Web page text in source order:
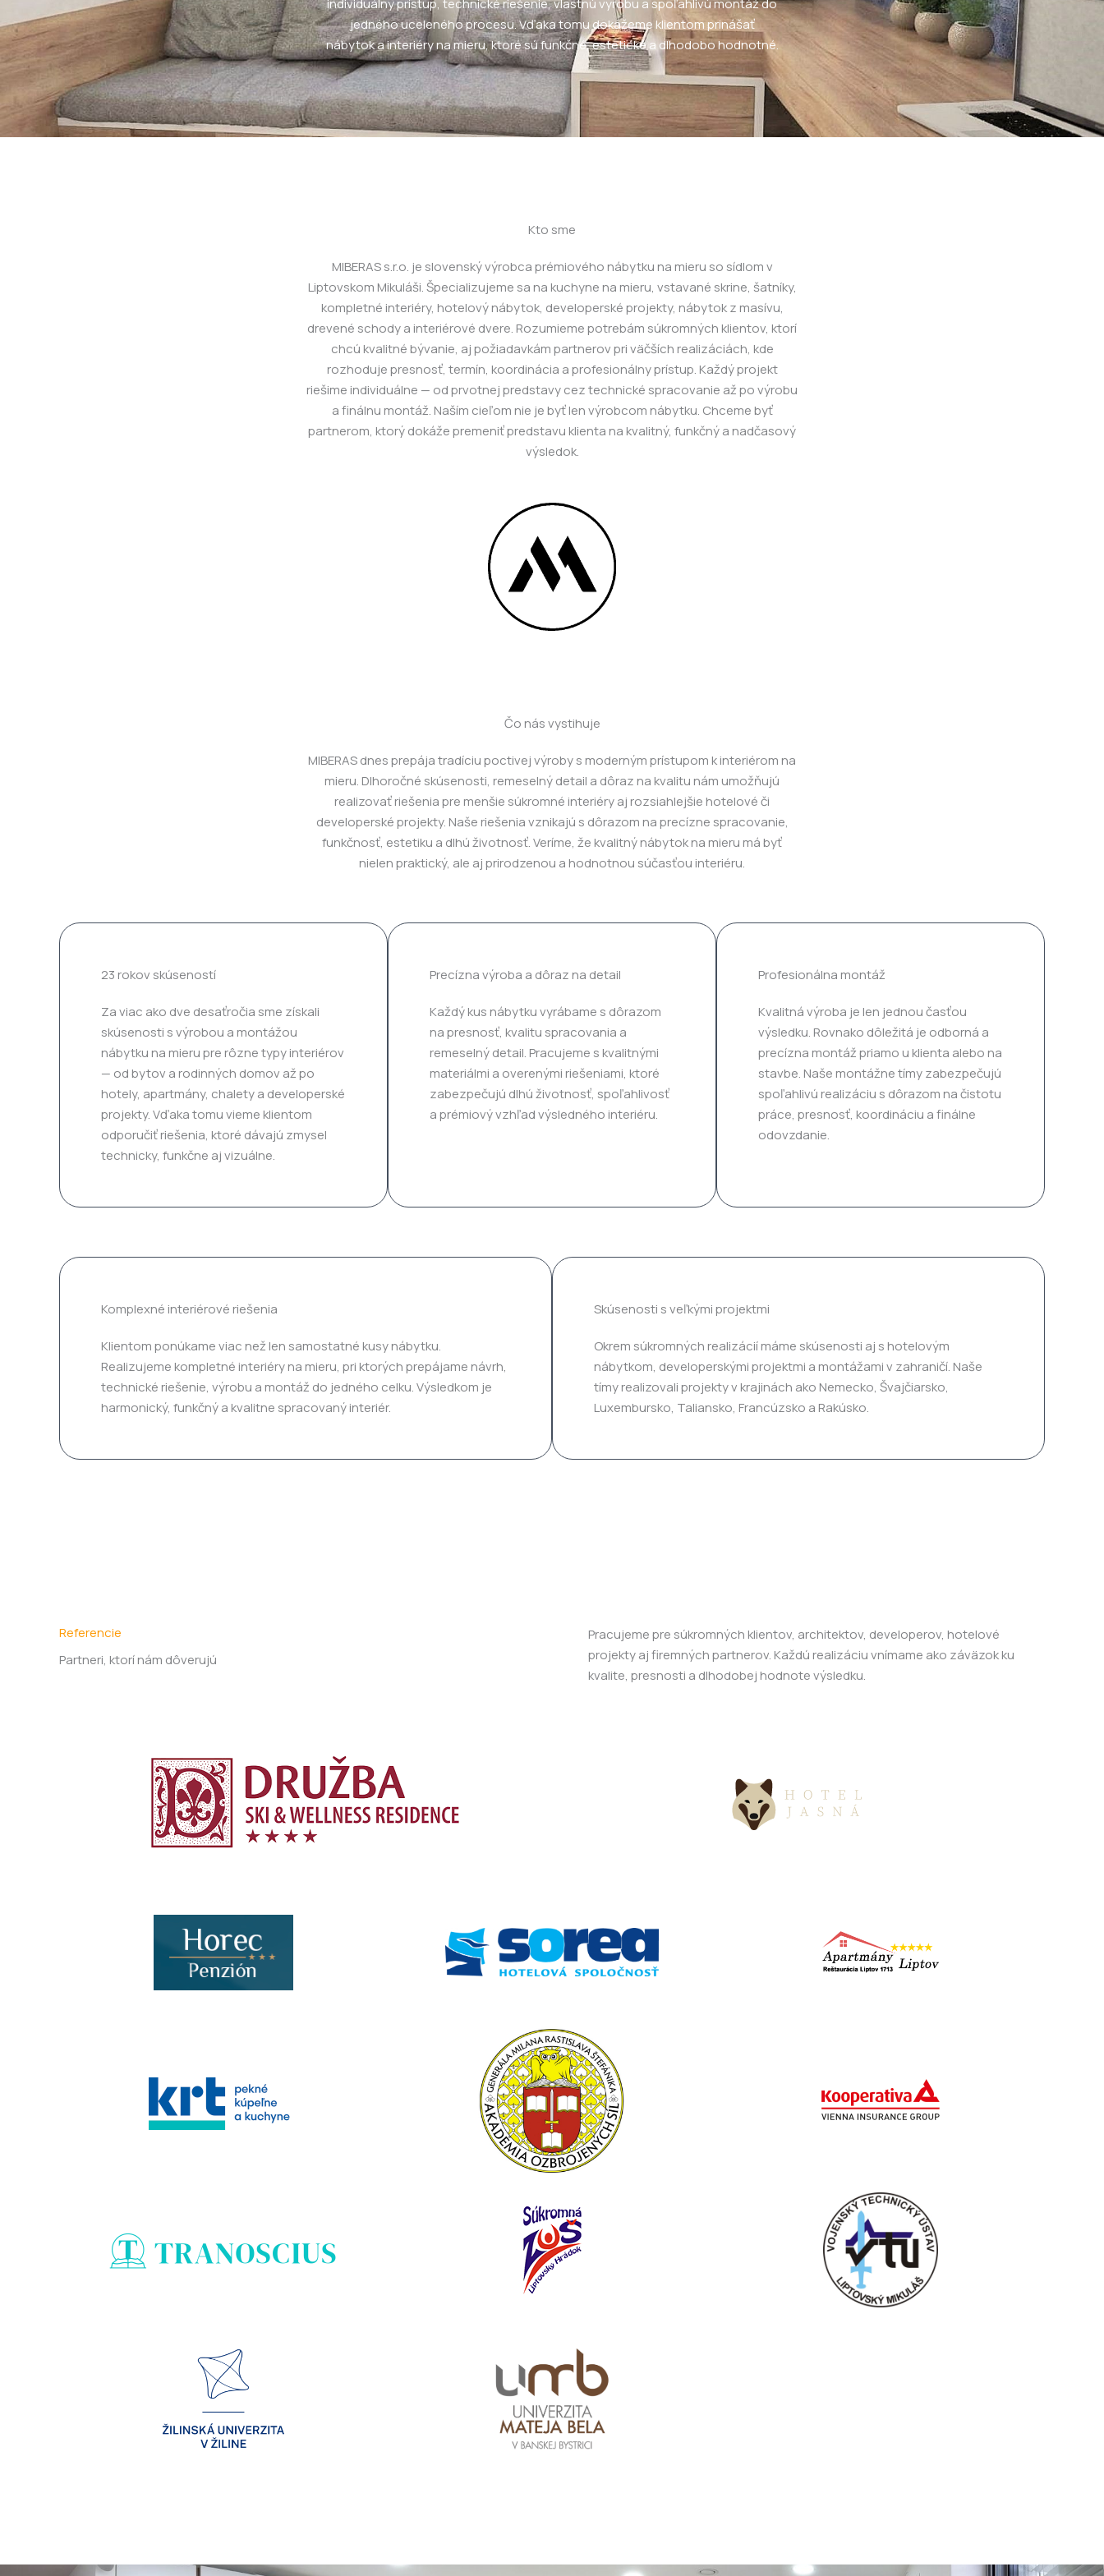
individuálny prístup, technické riešenie, vlastnú výrobu a spoľahlivú montáž do
jedného uceleného procesu. Vďaka tomu dokážeme klientom prinášať
nábytok a interiéry na mieru, ktoré sú funkčné, estetické a dlhodobo hodnotné.
Kto sme
MIBERAS s.r.o. je slovenský výrobca prémiového nábytku na mieru so sídlom v
Liptovskom Mikuláši. Špecializujeme sa na kuchyne na mieru, vstavané skrine, šatníky,
kompletné interiéry, hotelový nábytok, developerské projekty, nábytok z masívu,
drevené schody a interiérové dvere. Rozumieme potrebám súkromných klientov, ktorí
chcú kvalitné bývanie, aj požiadavkám partnerov pri väčších realizáciách, kde
rozhoduje presnosť, termín, koordinácia a profesionálny prístup. Každý projekt
riešime individuálne — od prvotnej predstavy cez technické spracovanie až po výrobu
a finálnu montáž. Naším cieľom nie je byť len výrobcom nábytku. Chceme byť
partnerom, ktorý dokáže premeniť predstavu klienta na kvalitný, funkčný a nadčasový
výsledok.
Čo nás vystihuje
MIBERAS dnes prepája tradíciu poctivej výroby s moderným prístupom k interiérom na
mieru. Dlhoročné skúsenosti, remeselný detail a dôraz na kvalitu nám umožňujú
realizovať riešenia pre menšie súkromné interiéry aj rozsiahlejšie hotelové či
developerské projekty. Naše riešenia vznikajú s dôrazom na precízne spracovanie,
funkčnosť, estetiku a dlhú životnosť. Veríme, že kvalitný nábytok na mieru má byť
nielen praktický, ale aj prirodzenou a hodnotnou súčasťou interiéru.
23 rokov skúseností
Za viac ako dve desaťročia sme získali
skúsenosti s výrobou a montážou
nábytku na mieru pre rôzne typy interiérov
— od bytov a rodinných domov až po
hotely, apartmány, chalety a developerské
projekty. Vďaka tomu vieme klientom
odporučiť riešenia, ktoré dávajú zmysel
technicky, funkčne aj vizuálne.
Precízna výroba a dôraz na detail
Každý kus nábytku vyrábame s dôrazom
na presnosť, kvalitu spracovania a
remeselný detail. Pracujeme s kvalitnými
materiálmi a overenými riešeniami, ktoré
zabezpečujú dlhú životnosť, spoľahlivosť
a prémiový vzhľad výsledného interiéru.
Profesionálna montáž
Kvalitná výroba je len jednou časťou
výsledku. Rovnako dôležitá je odborná a
precízna montáž priamo u klienta alebo na
stavbe. Naše montážne tímy zabezpečujú
spoľahlivú realizáciu s dôrazom na čistotu
práce, presnosť, koordináciu a finálne
odovzdanie.
Komplexné interiérové riešenia
Klientom ponúkame viac než len samostatné kusy nábytku.
Realizujeme kompletné interiéry na mieru, pri ktorých prepájame návrh,
technické riešenie, výrobu a montáž do jedného celku. Výsledkom je
harmonický, funkčný a kvalitne spracovaný interiér.
Skúsenosti s veľkými projektmi
Okrem súkromných realizácií máme skúsenosti aj s hotelovým
nábytkom, developerskými projektmi a montážami v zahraničí. Naše
tímy realizovali projekty v krajinách ako Nemecko, Švajčiarsko,
Luxembursko, Taliansko, Francúzsko a Rakúsko.
Referencie
Partneri, ktorí nám dôverujú
Pracujeme pre súkromných klientov, architektov, developerov, hotelové
projekty aj firemných partnerov. Každú realizáciu vnímame ako záväzok ku
kvalite, presnosti a dlhodobej hodnote výsledku.